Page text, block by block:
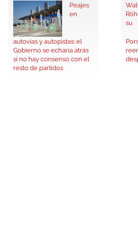
Peajes
en
autovías y autopistas: el
Gobierno se echaría atrás
si no hay consenso con el
resto de partidos
su